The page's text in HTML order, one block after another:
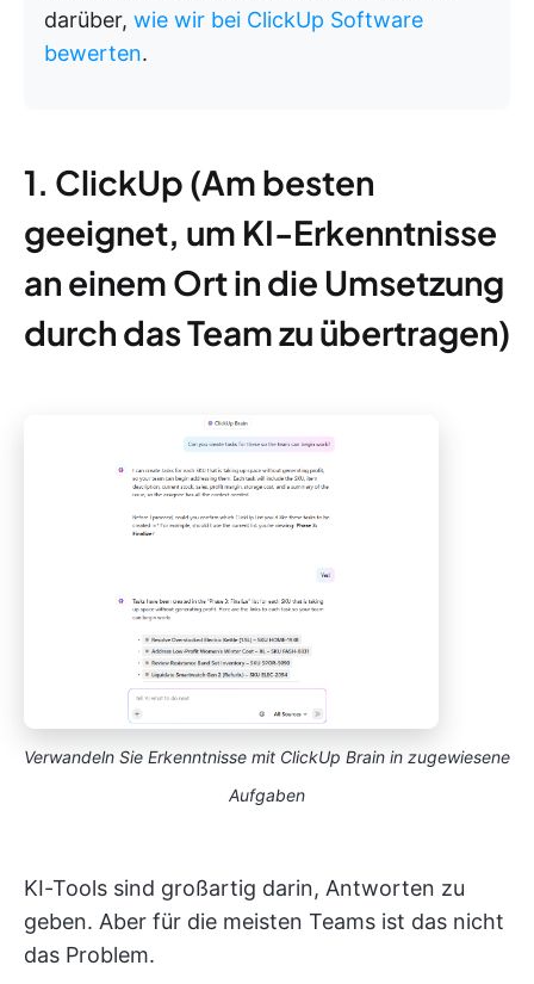
darüber, wie wir bei ClickUp Software
bewerten.
1. ClickUp (Am besten
geeignet, um KI-Erkenntnisse
an einem Ort in die Umsetzung
durch das Team zu übertragen)
Verwandeln Sie Erkenntnisse mit ClickUp Brain in zugewiesene
Aufgaben
KI-Tools sind großartig darin, Antworten zu
geben. Aber für die meisten Teams ist das nicht
das Problem.